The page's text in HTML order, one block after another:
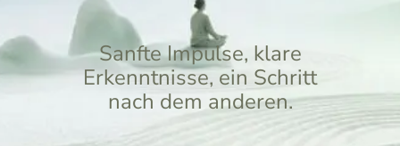
Sanfte Impulse, klare
Erkenntnisse, ein Schritt
nach dem anderen.